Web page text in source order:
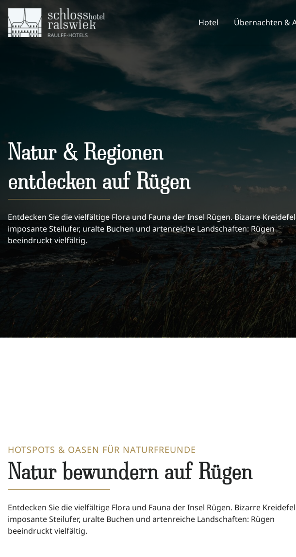
Hotel Übernachten &
Natur & Regionen
entdecken auf Rügen
Entdecken Sie die vielfältige Flora und Fauna der Insel Rügen. Bizarre
imposante Steilufer, uralte Buchen und artenreiche Landschaften: Rügen
beeindruckt vielfältig.
HOTSPOTS & OASEN FÜR NATURFREUNDE
Natur bewundern auf Rügen
Entdecken Sie die vielfältige Flora und Fauna der Insel Rügen. Bizarre
imposante Steilufer, uralte Buchen und artenreiche Landschaften: Rügen
beeindruckt vielfältig.